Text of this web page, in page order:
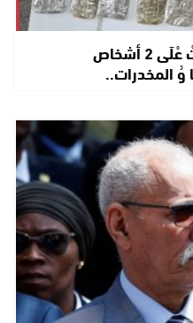
فرقة مكافحة العصابات طَاحْتْ عْلَى 2 أشخاص
وُ المخدرات..